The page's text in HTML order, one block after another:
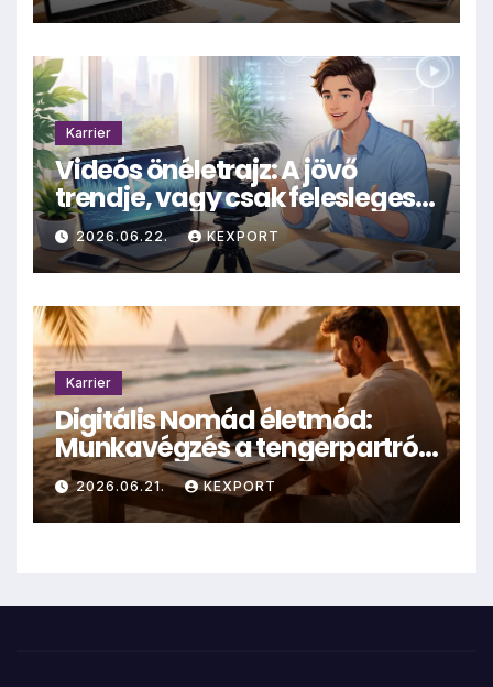
Karrier
Videós önéletrajz: A jövő
trendje, vagy csak felesleges
hűhó?
2026.06.22. KEXPORT
Karrier
Digitális Nomád életmód:
Munkavégzés a tengerpartról
– valóság vagy mítosz?
2026.06.21. KEXPORT